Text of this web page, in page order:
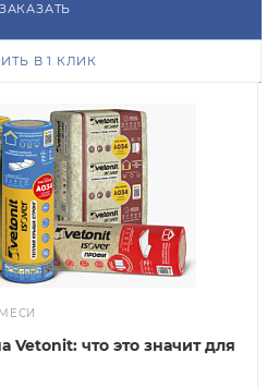
ЗАКАЗАТЬ
В 1 КЛИК
Vetonit: что это значит для